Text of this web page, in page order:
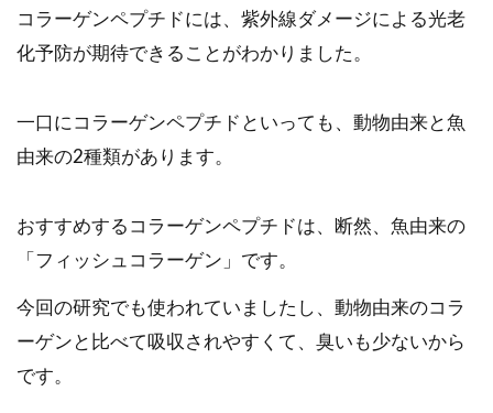
コラーゲンペプチドには、紫外線ダメージによる光老
化予防が期待できることがわかりました。
一口にコラーゲンペプチドといっても、動物由来と魚
由来の2種類があります。
おすすめするコラーゲンペプチドは、断然、魚由来の
「フィッシュコラーゲン」です。
今回の研究でも使われていましたし、動物由来のコラ
ーゲンと比べて吸収されやすくて、臭いも少ないから
です。